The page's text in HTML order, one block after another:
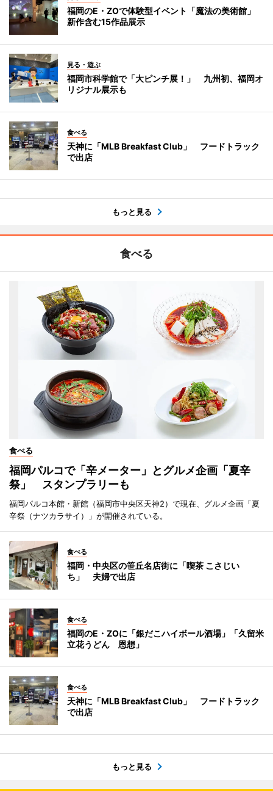
福岡のE・ZOで体験型イベント「魔法の美術館」
新作含む15作品展示
見る・遊ぶ
福岡市科学館で「大ピンチ展！」 九州初、福岡オ
リジナル展示も
食べる
天神に「MLB Breakfast Club」 フードトラック
で出店
もっと見る
食べる
食べる
福岡パルコで「辛メーター」とグルメ企画「夏辛
祭」 スタンプラリーも
福岡パルコ本館・新館（福岡市中央区天神2）で現在、グルメ企画「夏
辛祭（ナツカラサイ）」が開催されている。
食べる
福岡・中央区の笹丘名店街に「喫茶 こさじい
ち」 夫婦で出店
食べる
福岡のE・ZOに「銀だこハイボール酒場」「久留米
立花うどん 恩想」
食べる
天神に「MLB Breakfast Club」 フードトラック
で出店
もっと見る